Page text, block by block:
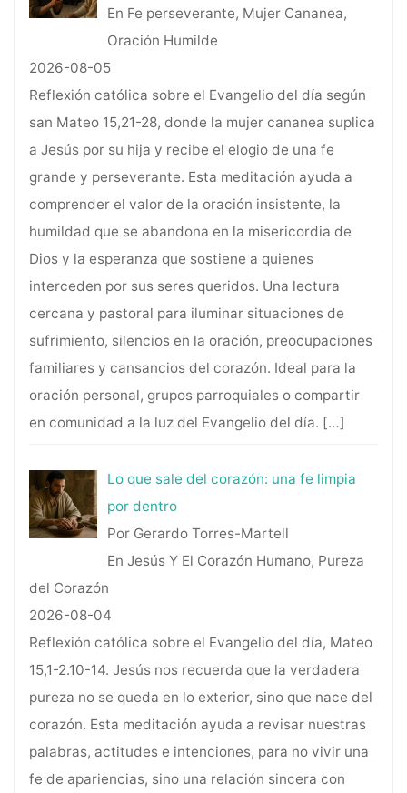
En Fe perseverante, Mujer Cananea,
Oración Humilde
2026-08-05
Reflexión católica sobre el Evangelio del día según
san Mateo 15,21-28, donde la mujer cananea suplica
a Jesús por su hija y recibe el elogio de una fe
grande y perseverante. Esta meditación ayuda a
comprender el valor de la oración insistente, la
humildad que se abandona en la misericordia de
Dios y la esperanza que sostiene a quienes
interceden por sus seres queridos. Una lectura
cercana y pastoral para iluminar situaciones de
sufrimiento, silencios en la oración, preocupaciones
familiares y cansancios del corazón. Ideal para la
oración personal, grupos parroquiales o compartir
en comunidad a la luz del Evangelio del día. […]
Lo que sale del corazón: una fe limpia
por dentro
Por Gerardo Torres-Martell
En Jesús Y El Corazón Humano, Pureza
del Corazón
2026-08-04
Reflexión católica sobre el Evangelio del día, Mateo
15,1-2.10-14. Jesús nos recuerda que la verdadera
pureza no se queda en lo exterior, sino que nace del
corazón. Esta meditación ayuda a revisar nuestras
palabras, actitudes e intenciones, para no vivir una
fe de apariencias, sino una relación sincera con